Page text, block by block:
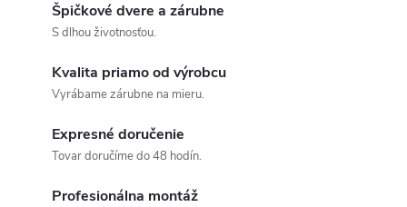
Špičkové dvere a zárubne
S dlhou životnosťou.
Kvalita priamo od výrobcu
Vyrábame zárubne na mieru.
Expresné doručenie
Tovar doručíme do 48 hodín.
Profesionálna montáž